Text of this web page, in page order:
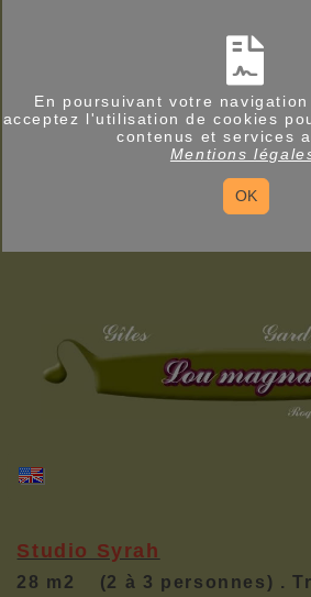
En poursuivant votre
acceptez l'utilisation de cookies
contenus et services
Mentions
OK
Studio Syrah
28 m2 (2 à 3 personnes) .